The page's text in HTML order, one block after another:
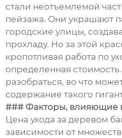
стали неотъемлемой
пейзажа. Они украшают
городские улицы,
прохладу. Но за этой
кропотливая работа по
определенная
разобраться, во что
содержание такого
### Факторы, влияющие
Цена ухода за деревом
зависимости от